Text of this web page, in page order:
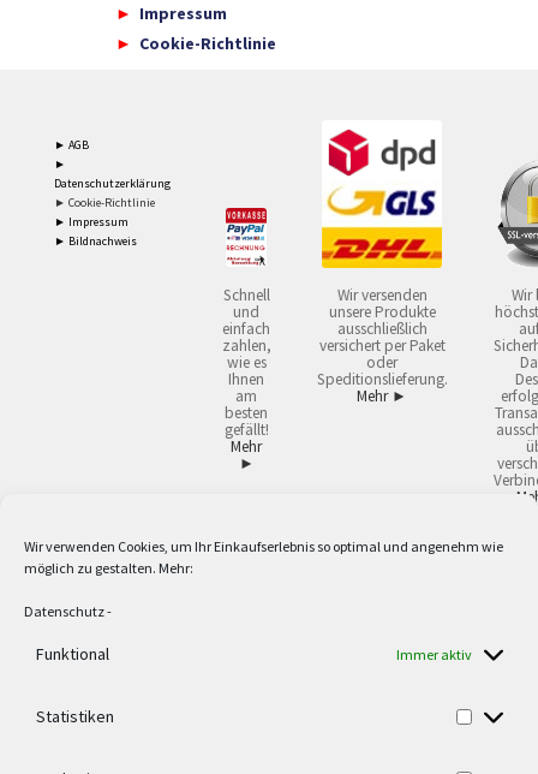
Wir verwenden Cookies, um Ihr Einkaufserlebnis so optimal und angenehm wie
möglich zu gestalten. Mehr:
Datenschutz-
Funktional Immer aktiv
Statistiken
Impressum
Cookie-Richtlinie
► AGB
►
Datenschutzerklärung
► Cookie-Richtlinie
► Impressum
► Bildnachweis
Schnell
und
einfach
zahlen,
wie es
Ihnen
am
besten
gefällt!
Mehr
►
Wir versenden
unsere Produkte
ausschließlich
versichert per Paket
oder
Speditionslieferung.
Mehr ►
Wir
2 Lieferzeiten gelten mit Express-24.
Versandkostenfrei ab 59,90 € Nettowarenwert. Inseln ausgenommen. Unsere
Berufe zur Verwendung in der selbständigen, beruflichen oder gewerblichen
verwendeten Logos und Firmennamen sind Warenzeichen oder eingetragene